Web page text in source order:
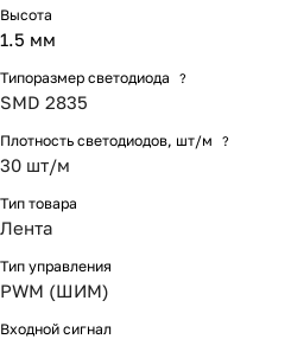
Высота
1.5 мм
Типоразмер светодиода ?
SMD 2835
Плотность светодиодов, шт/м ?
30 шт/м
Тип товара
Лента
Тип управления
PWM (ШИМ)
Входной сигнал